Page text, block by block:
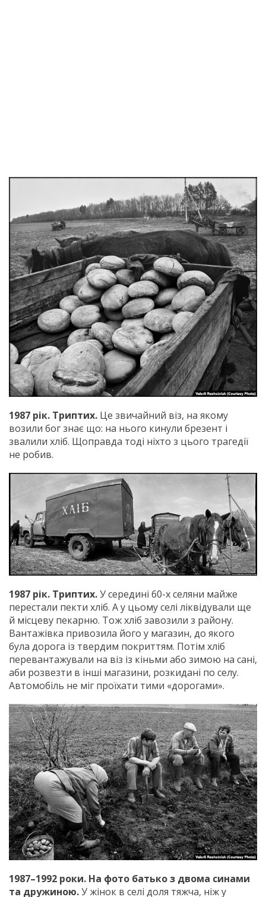
1987 рік. Триптих. Це звичайний віз, на якому
возили бог знає що: на нього кинули брезент і
звалили хліб. Щоправда тоді ніхто з цього трагедії
не робив.
1987 рік. Триптих.У середині 60-х селяни майже
перестали пекти хліб. А у цьому селі ліквідували ще
й місцеву пекарню. Тож хліб завозили з району.
Вантажівка привозила його у магазин, до якого
була дорога із твердим покриттям. Потім хліб
перевантажували на віз із кіньми або зимою на сані,
аби розвезти в інші магазини, розкидані по селу.
Автомобіль не міг проїхати тими «дорогами».
1987–1992 роки. На фото батько з двома синами
та дружиною.У жінок в селі доля тяжча, ніж у